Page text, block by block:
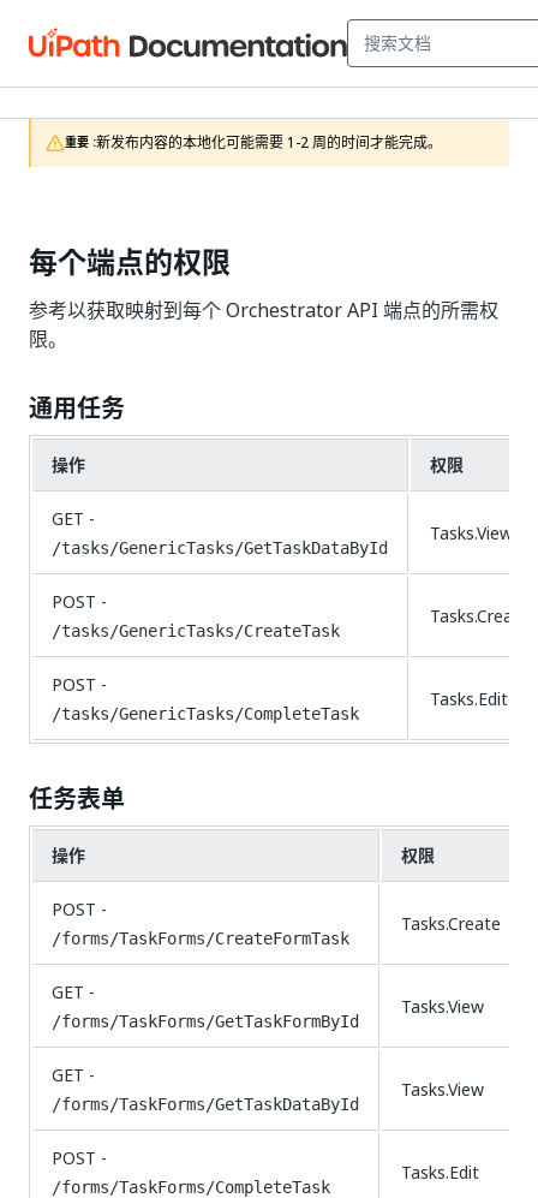
重要 :新发布内容的本地化可能需要 1-2 周的时间才能完成。
每个端点的权限
参考以获取映射到每个 Orchestrator API 端点的所需权
限。
通用任务
操作 权限
GET -
/tasks/GenericTasks/GetTaskDataById
Tasks.View
POST -
/tasks/GenericTasks/CreateTask
Tasks.Create
POST -
/tasks/GenericTasks/CompleteTask
Tasks.Edit
任务表单
操作 权限
POST -
/forms/TaskForms/CreateFormTask
Tasks.Create
GET -
/forms/TaskForms/GetTaskFormById
Tasks.View
GET -
/forms/TaskForms/GetTaskDataById
Tasks.View
POST -
/forms/TaskForms/CompleteTask
Tasks.Edit